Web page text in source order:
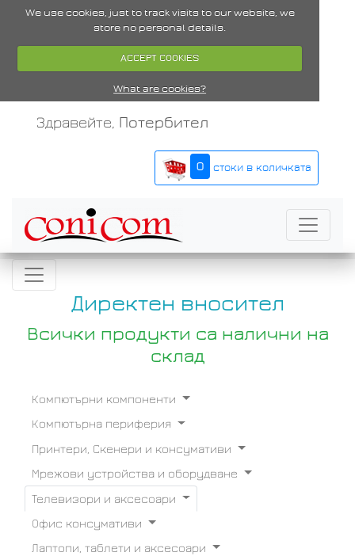
We use cookies, just to track visits to our website, we
store no personal details.
ACCEPT COOKIES
What are cookies?
Здравейте, Потербител
0 стоки в количката
Директен вносител
Всички продукти са налични на
склад
Компютърни компоненти
Компютърна периферия
Принтери, Скенери и консумативи
Мрежови устройства и оборудване
Телевизори и аксесоари
Офис консумативи
Лаптопи, таблети и аксесоари